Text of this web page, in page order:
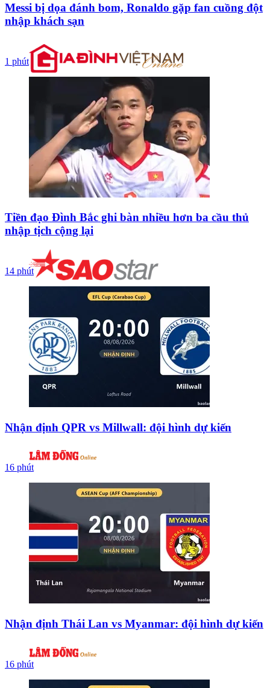
Messi bị dọa đánh bom, Ronaldo gặp fan cuồng đột
nhập khách sạn
1 phút
Tiền đạo Đình Bắc ghi bàn nhiều hơn ba cầu thủ
nhập tịch cộng lại
14 phút
Nhận định QPR vs Millwall: đội hình dự kiến
16 phút
Nhận định Thái Lan vs Myanmar: đội hình dự kiến
16 phút